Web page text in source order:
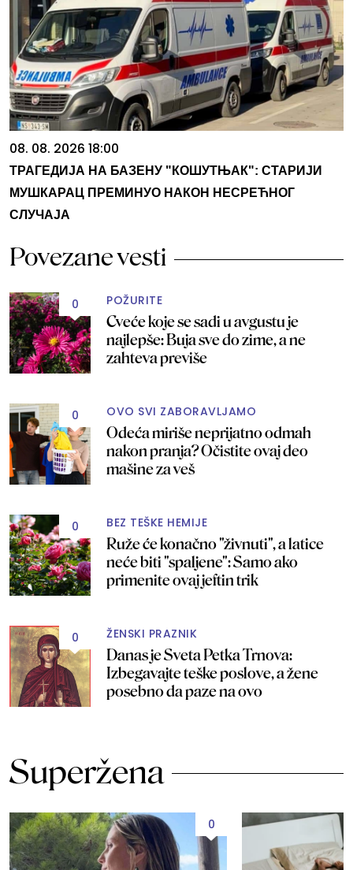
08. 08. 2026 18:00
ТРАГЕДИЈА НА БАЗЕНУ "КОШУТЊАК": СТАРИЈИ
МУШКАРАЦ ПРЕМИНУО НАКОН НЕСРЕЋНОГ
СЛУЧАЈА
Povezane vesti
0 POŽURITE
Cveće koje se sadi u avgustu je
najlepše: Buja sve do zime, a ne
zahteva previše
0 OVO SVI ZABORAVLJAMO
Odeća miriše neprijatno odmah
nakon pranja? Očistite ovaj deo
mašine za veš
0 BEZ TEŠKE HEMIJE
Ruže će konačno "živnuti", a latice
neće biti "spaljene": Samo ako
primenite ovaj jeftin trik
0 ŽENSKI PRAZNIK
Danas je Sveta Petka Trnova:
Izbegavajte teške poslove, a žene
posebno da paze na ovo
Superžena
0